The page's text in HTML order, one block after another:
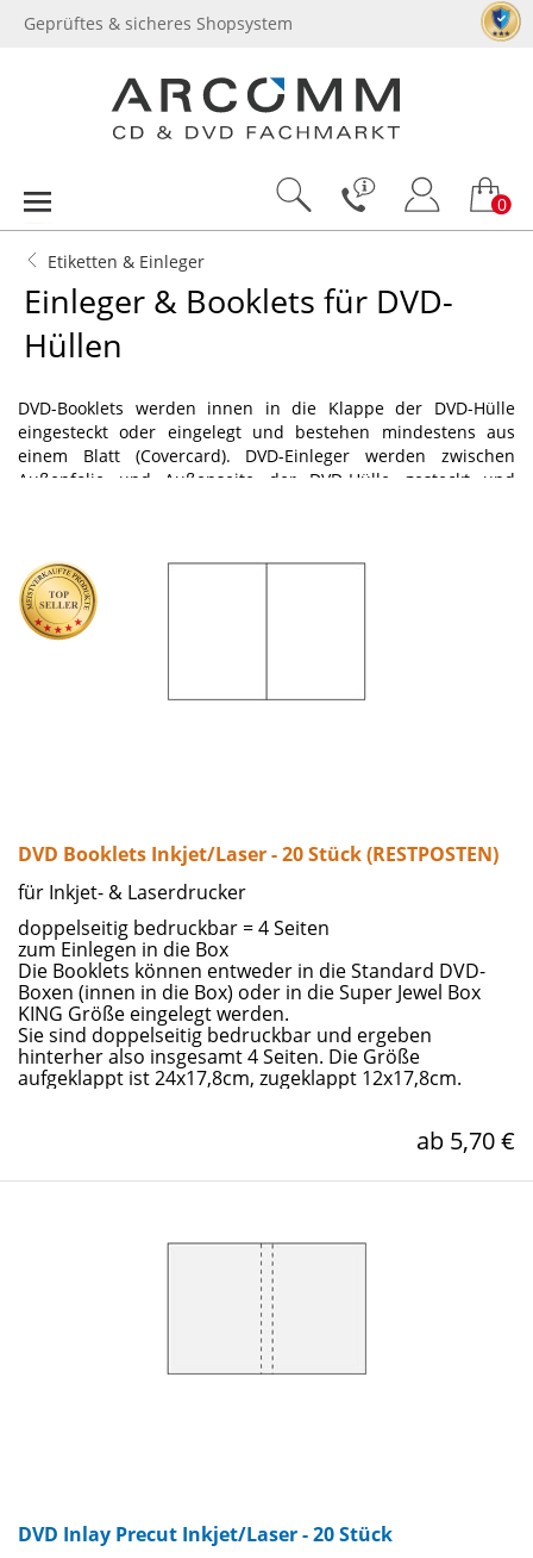
Geprüftes & sicheres Shopsystem
0
Etiketten & Einleger
Einleger & Booklets für DVD-
Hüllen
DVD-Booklets werden innen in die Klappe der DVD-Hülle
eingesteckt oder eingelegt und bestehen mindestens aus
einem Blatt (Covercard). DVD-Einleger werden zwischen
Außenfolie und Außenseite der DVD-Hülle gesteckt und
sind. SuperGloss und LaserGloss-DVD-Einleger/Booklets
haben eine glänzende Oberfläche, während die anderen matt
sind.
DVD Booklets Inkjet/Laser - 20 Stück (RESTPOSTEN)
für Inkjet- & Laserdrucker
doppelseitig bedruckbar = 4 Seiten
zum Einlegen in die Box
Die Booklets können entweder in die Standard DVD-
Boxen (innen in die Box) oder in die Super Jewel Box
KING Größe eingelegt werden.
Sie sind doppelseitig bedruckbar und ergeben
hinterher also insgesamt 4 Seiten. Die Größe
aufgeklappt ist 24x17,8cm, zugeklappt 12x17,8cm.
ab 5,70 €
DVD Inlay Precut Inkjet/Laser - 20 Stück